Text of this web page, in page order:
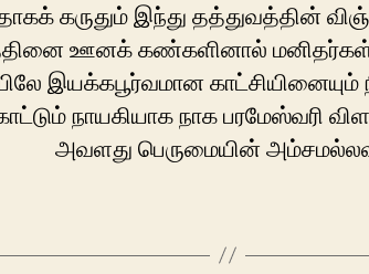
கருதும் இந்து தத்துவத்தின்
ஊனக் கண்களினால்
இயக்கபூர்வமான காட்சியினையும்
நாயகியாக நாக பரமேஸ்வரி
அவளது பெருமையின்